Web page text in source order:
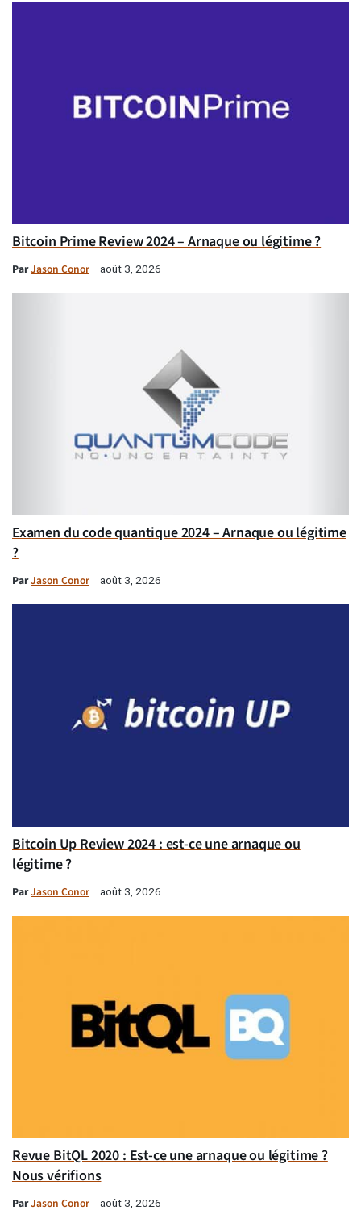
Bitcoin Prime Review 2024 – Arnaque ou légitime ?
ParJason Conor août 3, 2026
Examen du code quantique 2024 – Arnaque ou légitime
?
ParJason Conor août 3, 2026
Bitcoin Up Review 2024 : est-ce une arnaque ou
légitime ?
ParJason Conor août 3, 2026
Revue BitQL 2020 : Est-ce une arnaque ou légitime ?
Nous vérifions
ParJason Conor août 3, 2026